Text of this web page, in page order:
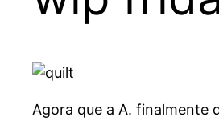
Agora que a A. finalmente